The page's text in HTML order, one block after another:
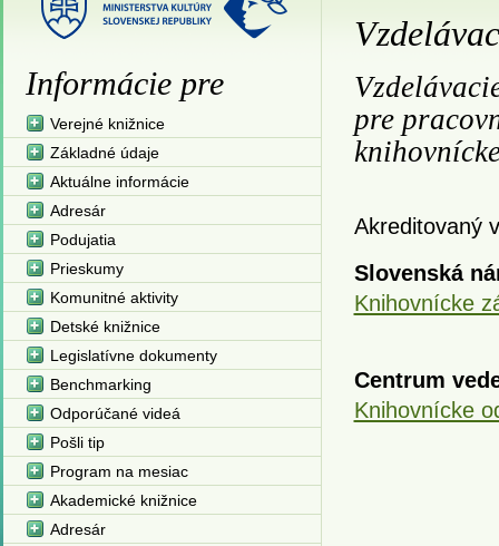
pre
Akreditovaný
Slovenská
Knihovnícke
Centrum
Knihovnícke
Informácie pre
Verejné knižnice
Základné údaje
Aktuálne informácie
Adresár
Podujatia
Prieskumy
Komunitné aktivity
Detské knižnice
Legislatívne dokumenty
Benchmarking
Odporúčané videá
Pošli tip
Program na mesiac
Akademické knižnice
Adresár